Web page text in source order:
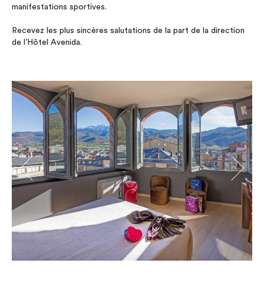
manifestations sportives.
Recevez les plus sincères salutations de la part de la direction
de l’Hôtel Avenida.